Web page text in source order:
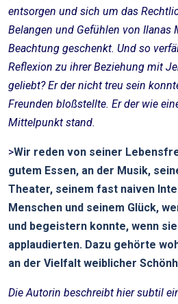
entsorgen und sich um das
Belangen und Gefühlen von Ilanas
Beachtung geschenkt. Und so
Reflexion zu ihrer Beziehung mit
geliebt? Er der nicht treu sein
Freunden bloßstellte. Er der wie
Mittelpunkt stand.
>Wir reden von seiner
gutem Essen, an der Musik,
Theater, seinem fast naiven
Menschen und seinem Glück,
und begeistern konnte, wenn
applaudierten. Dazu gehörte
an der Vielfalt weiblicher
Die Autorin beschreibt hier subtil